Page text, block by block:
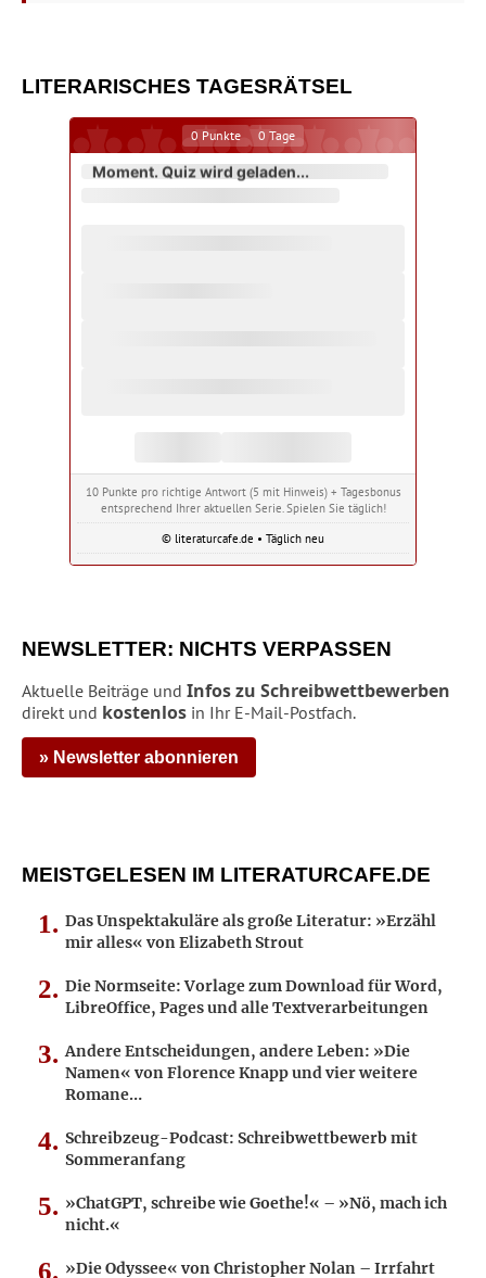
LITERARISCHES TAGESRÄTSEL
0 Punkte 0 Tage
Moment. Quiz wird geladen...
10 Punkte pro richtige Antwort (5 mit Hinweis) + Tagesbonus
entsprechend Ihrer aktuellen Serie. Spielen Sie täglich!
© literaturcafe.de • Täglich neu
NEWSLETTER: NICHTS VERPASSEN
Aktuelle Beiträge und Infos zu Schreibwettbewerben
direkt und kostenlos in Ihr E-Mail-Postfach.
» Newsletter abonnieren
MEISTGELESEN IM LITERATURCAFE.DE
Das Unspektakuläre als große Literatur: »Erzähl
mir alles« von Elizabeth Strout
Die Normseite: Vorlage zum Download für Word,
LibreOffice, Pages und alle Textverarbeitungen
Andere Entscheidungen, andere Leben: »Die
Namen« von Florence Knapp und vier weitere
Romane…
Schreibzeug-Podcast: Schreibwettbewerb mit
Sommeranfang
»ChatGPT, schreibe wie Goethe!« – »Nö, mach ich
nicht.«
»Die Odyssee« von Christopher Nolan – Irrfahrt